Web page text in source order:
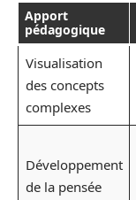
Apport
pédagogique
Visualisation
des concepts
complexes
Développement
de la pensée